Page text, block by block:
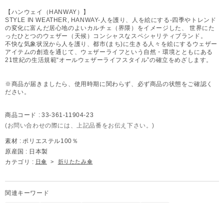
【ハンウェイ（HANWAY）】
STYLE IN WEATHER, HANWAY-人を護り、人を絵にする-四季やトレンド
の変化に富んだ居心地のよいカルチェ（界隈）をイメージした、 世界にた
ったひとつのウェザー（天候）コンシャスなスペシャリティブランド。
不快な気象状況から人を護り、都市(まち)に生きる人々を絵にするウェザー
アイテムの創造を通じて、ウェザーライフという自然・環境とともにある
21世紀の生活規範“オールウェザーライフスタイル”の確立をめざします。
※商品が届きましたら、使用時期に関わらず、必ず商品の状態をご確認く
ださい。
商品コード : 33-361-11904-23
(お問い合わせの際には、上記品番をお伝え下さい。)
素材 : ポリエステル100％
原産国 : 日本製
カテゴリ : 日傘 > 折りたたみ傘
関連キーワード